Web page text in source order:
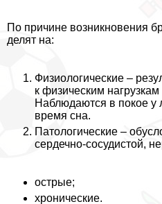
По причине возникновения
делят на:
Физиологические –
к физическим
Наблюдаются в покое у
время сна.
Патологические –
сердечно-сосудистой,
острые;
хронические.